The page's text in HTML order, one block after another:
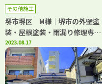
その他施工
堺市堺区 M様│堺市の外壁塗
装・屋根塗装・雨漏り修理専門
店 千成工務店
2023.08.17